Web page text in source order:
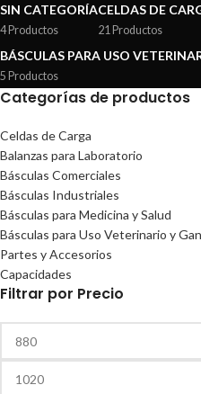
SIN CATEGORÍA
4 Productos
CELDAS DE
21 Productos
BÁSCULAS PARA USO
5 Productos
Categorías de productos
Celdas de Carga
Balanzas para Laboratorio
Básculas Comerciales
Básculas Industriales
Básculas para Medicina y Salud
Básculas para Uso Veterinario y
Partes y Accesorios
Capacidades
Filtrar por Precio